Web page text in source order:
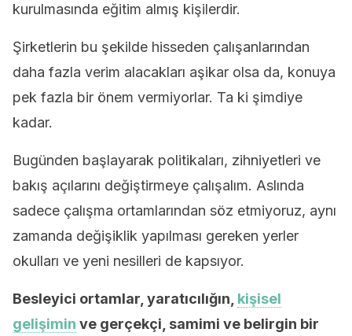
kurulmasında eğitim almış kişilerdir.
Şirketlerin bu şekilde hisseden çalışanlarından
daha fazla verim alacakları aşikar olsa da, konuya
pek fazla bir önem vermiyorlar. Ta ki şimdiye
kadar.
Bugünden başlayarak politikaları, zihniyetleri ve
bakış açılarını değiştirmeye çalışalım. Aslında
sadece çalışma ortamlarından söz etmiyoruz, aynı
zamanda değişiklik yapılması gereken yerler
okulları ve yeni nesilleri de kapsıyor.
Besleyici ortamlar, yaratıcılığın, kişisel
gelişimin ve gerçekçi, samimi ve belirgin bir